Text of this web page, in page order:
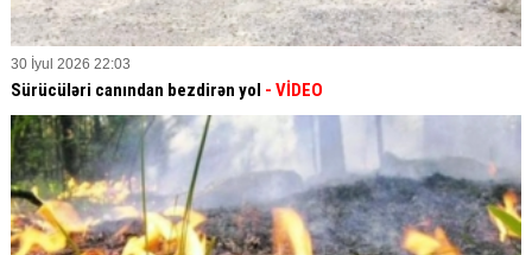
30 İyul 2026 22:03
Sürücüləri canından bezdirən yol - VİDEO